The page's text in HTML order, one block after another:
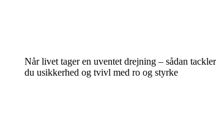
Når livet tager en uventet drejning – sådan tackler
du usikkerhed og tvivl med ro og styrke